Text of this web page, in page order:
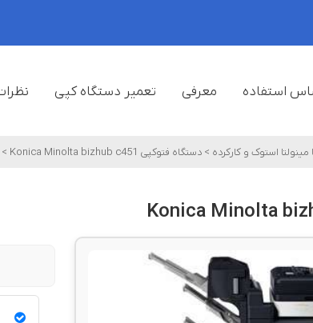
استفاده معرفی تعمیر دستگاه کپی
استوک و کارکرده >دستگاه فتوکپی Konica Minolta bizhub c451 >